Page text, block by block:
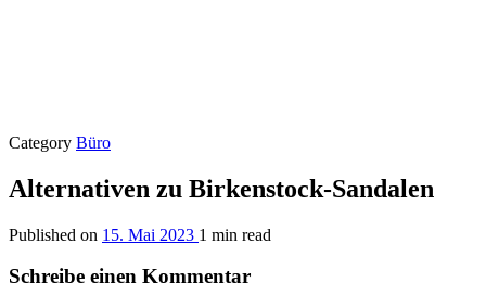
Category Büro
Alternativen zu Birkenstock-Sandalen
Published on 15. Mai 2023 1 min read
Schreibe einen Kommentar